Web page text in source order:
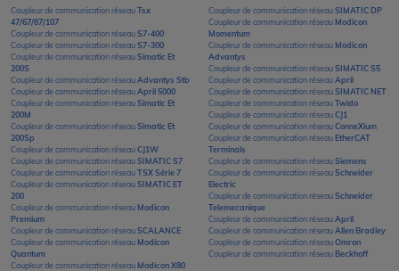
Coupleur de communication réseauTsx
47/67/87/107
Coupleur de communication réseauS7-400
Coupleur de communication réseauS7-300
Coupleur de communication réseauSimatic Et
200S
Coupleur de communication réseauAdvantys Stb
Coupleur de communication réseauApril 5000
Coupleur de communication réseauSimatic Et
200M
Coupleur de communication réseauSimatic Et
200Sp
Coupleur de communication réseauCJ1W
Coupleur de communication réseauSIMATIC S7
Coupleur de communication réseauTSX Série 7
Coupleur de communication réseauSIMATIC ET
200
Coupleur de communication réseauModicon
Premium
Coupleur de communication réseauSCALANCE
Coupleur de communication réseauModicon
Quantum
Coupleur de communication réseauModicon X80
Coupleur de communication réseauSIMATIC DP
Coupleur de communication réseauModicon
Momentum
Coupleur de communication réseauModicon
Advantys
Coupleur de communication réseauSIMATIC S5
Coupleur de communication réseauApril
Coupleur de communication réseauSIMATIC NET
Coupleur de communication réseauTwido
Coupleur de communication réseauCJ1
Coupleur de communication réseauConneXium
Coupleur de communication réseauEtherCAT
Terminals
Coupleur de communication réseauSiemens
Coupleur de communication réseauSchneider
Electric
Coupleur de communication réseauSchneider
Telemecanique
Coupleur de communication réseauApril
Coupleur de communication réseauAllen Bradley
Coupleur de communication réseauOmron
Coupleur de communication réseauBeckhoff